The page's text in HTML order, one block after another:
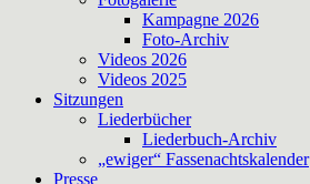
Kampagne 2026
Foto-Archiv
Videos 2026
Videos 2025
Sitzungen
Liederbücher
Liederbuch-Archiv
„ewiger“ Fassenachtskalender
Presse